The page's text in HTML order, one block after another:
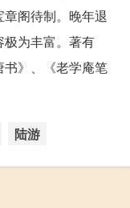
阁待制。晚年退
极为丰富。著有
书》、《老学庵笔
陆游